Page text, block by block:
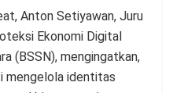
Anton Setiyawan, Juru
Ekonomi Digital
(BSSN), mengingatkan,
mengelola identitas